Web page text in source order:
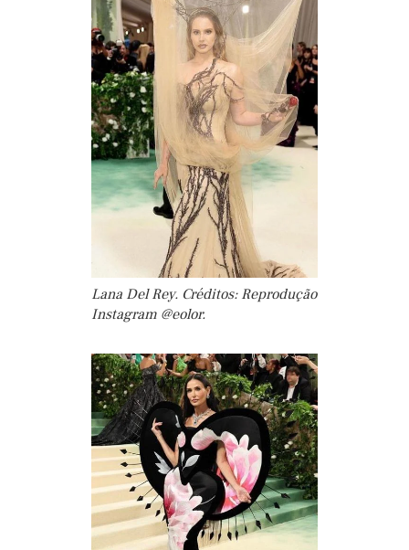
Lana Del Rey. Créditos: Reprodução
Instagram @eolor.